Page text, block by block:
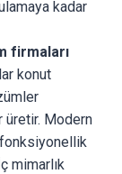
kadar
firmaları
konut
Modern
fonksiyonellik
mimarlık